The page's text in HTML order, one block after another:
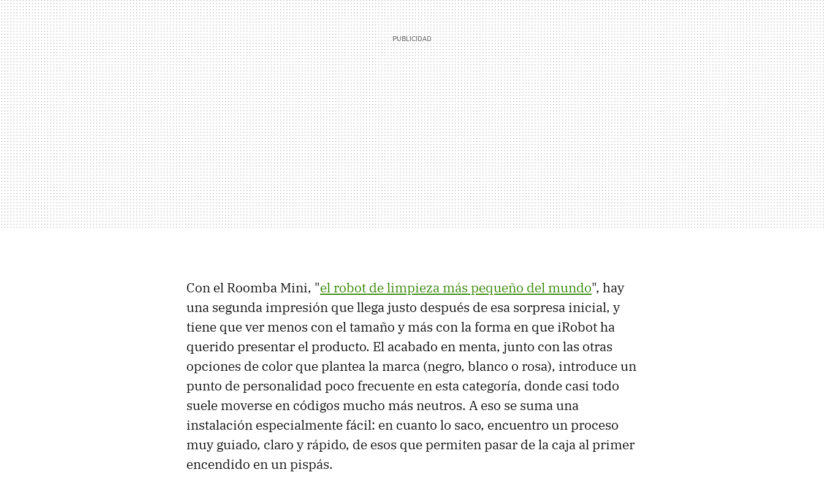
Con el Roomba Mini, "el robot de limpieza más pequeño del mundo", hay
una segunda impresión que llega justo después de esa sorpresa inicial, y
tiene que ver menos con el tamaño y más con la forma en que iRobot ha
querido presentar el producto. El acabado en menta, junto con las otras
opciones de color que plantea la marca (negro, blanco o rosa), introduce un
punto de personalidad poco frecuente en esta categoría, donde casi todo
suele moverse en códigos mucho más neutros. A eso se suma una
instalación especialmente fácil: en cuanto lo saco, encuentro un proceso
muy guiado, claro y rápido, de esos que permiten pasar de la caja al primer
encendido en un pispás.